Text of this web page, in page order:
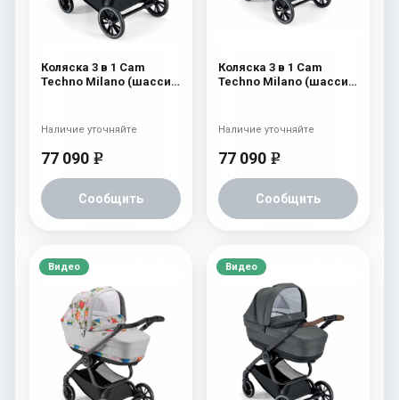
Коляска 3 в 1 Cam
Techno Milano (шасси
77 090 e
Сообщить
Наличие уточняйте
Коляска 3 в 1 Cam
Techno Milano (шасси
77 090 e
Сообщить
Наличие уточняйте
Видео Видео